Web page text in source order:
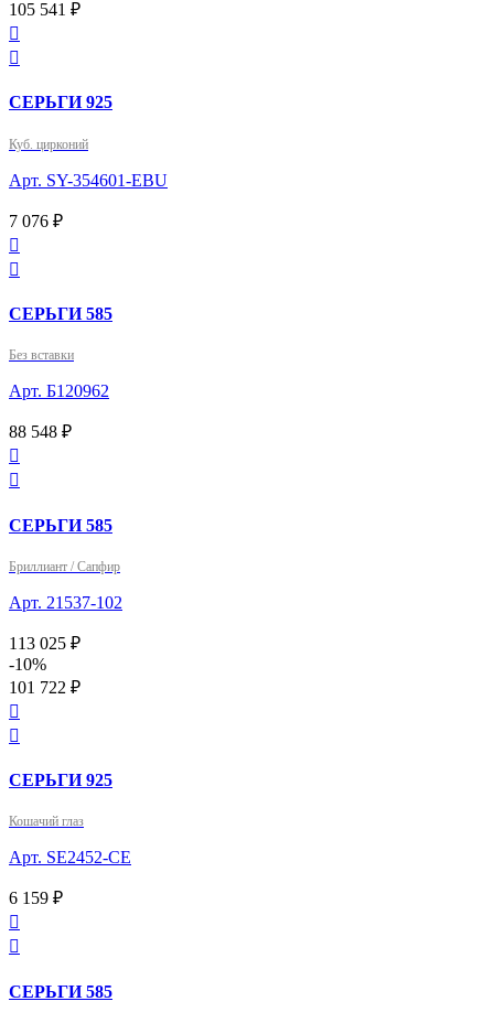
105 541 ₽


СЕРЬГИ 925
Куб. цирконий
Арт. SY-354601-EBU
7 076 ₽


СЕРЬГИ 585
Без вставки
Арт. Б120962
88 548 ₽


СЕРЬГИ 585
Бриллиант / Сапфир
Арт. 21537-102
113 025 ₽
-10%
101 722 ₽


СЕРЬГИ 925
Кошачий глаз
Арт. SE2452-CE
6 159 ₽


СЕРЬГИ 585